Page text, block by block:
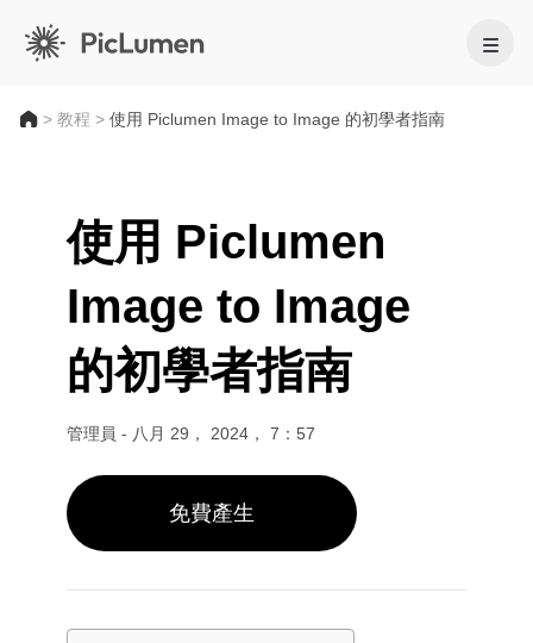
首頁
AI影片生成器
用 AI 將你的靈感化成驚豔影片。
支援的影片模型
Seedance 1.0 Seedance 1.5
Wan 2.6 Sora 2
文字生成圖像
用 AI 將文字提示轉換成吸睛的圖像。
將你的圖片演化成多種不同版本。
支援的影像模型
影片特效
AI 工具
腳本轉影片 AI
AI 寶寶舞蹈影片生成器
AI 動畫產生器
> 教程 > 使用 Piclumen Image to Image 的初學者指南
使用 Piclumen
Image to Image
的初學者指南
管理員 - 八月 29， 2024， 7：57
免費產生